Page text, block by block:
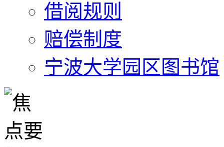
借阅规则
赔偿制度
宁波大学园区图书馆